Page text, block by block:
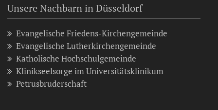
Unsere Nachbarn in Düsseldorf
Evangelische Friedens-Kirchengemeinde
Evangelische Lutherkirchengemeinde
Katholische Hochschulgemeinde
Klinikseelsorge im Universitätsklinikum
Petrusbruderschaft